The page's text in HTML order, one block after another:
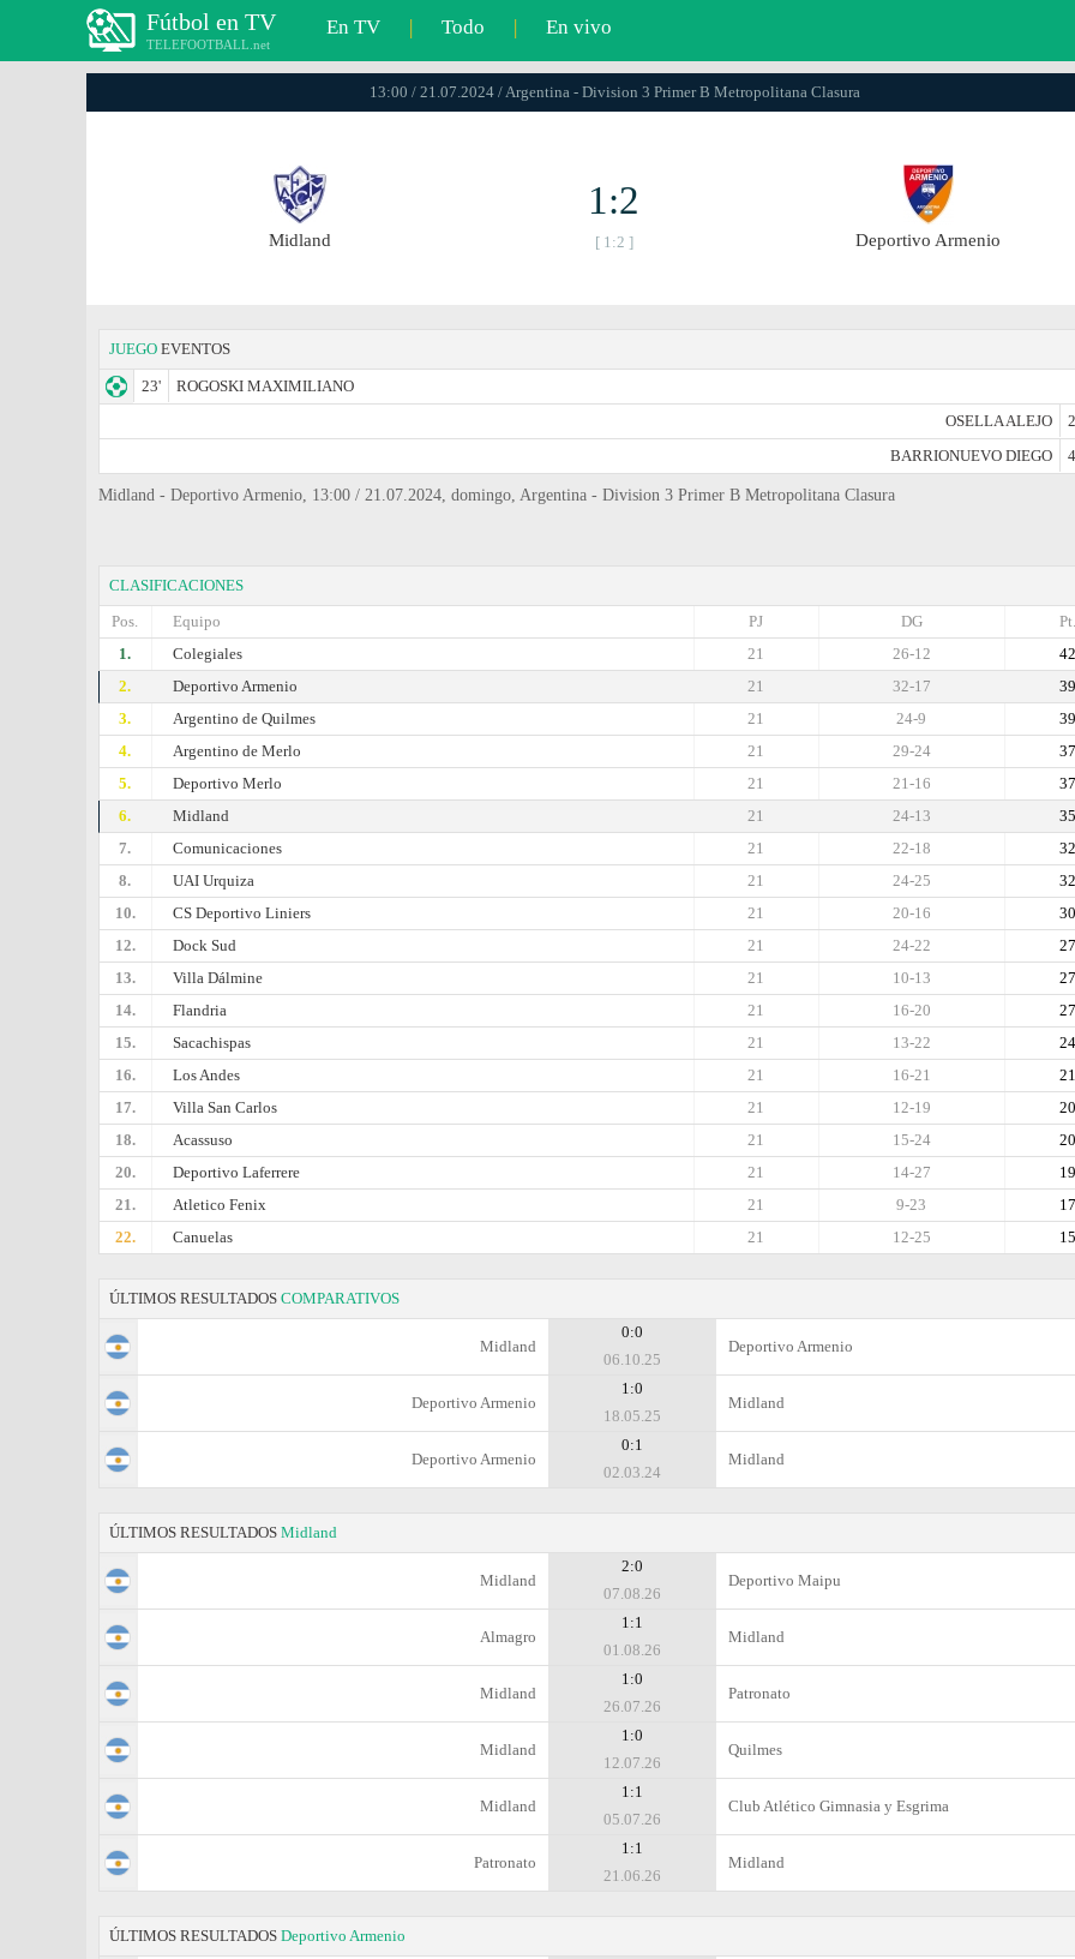
Fútbol en TV
TELEFOOTBALL.net
En TV | Todo | En vivo
13:00 / 21.07.2024 / Argentina - Division 3 Primer B Metropolitana Clasura
Midland
1:2
[ 1:2 ] Deportivo Armenio
JUEGO EVENTOS
23'
ROGOSKI MAXIMILIANO
OSELLA ALEJO
BARRIONUEVO DIEGO
Midland - Deportivo Armenio, 13:00 / 21.07.2024, domingo, Argentina - Division 3 Primer B Metropolitana Clasura
CLASIFICACIONES
Pos.
Equipo Pt.
DG
PJ
1.
Colegiales 42
26-12
21
2.
Deportivo Armenio 39
32-17
21
3.
Argentino de Quilmes 39
24-9
21
4.
Argentino de Merlo 37
29-24
21
5.
Deportivo Merlo 37
21-16
21
6.
Midland 35
24-13
21
7.
Comunicaciones 32
22-18
21
8.
UAI Urquiza 32
24-25
21
10.
CS Deportivo Liniers 30
20-16
21
12.
Dock Sud 27
24-22
21
13.
Villa Dálmine 27
10-13
21
14.
Flandria 27
16-20
21
15.
Sacachispas 24
13-22
21
16.
Los Andes 21
16-21
21
17.
Villa San Carlos 20
12-19
21
18.
Acassuso 20
15-24
21
20.
Deportivo Laferrere 19
14-27
21
21.
Atletico Fenix 17
9-23
21
22.
Canuelas 15
12-25
21
ÚLTIMOS RESULTADOS COMPARATIVOS
Midland
0:0
06.10.25
Deportivo Armenio
Deportivo Armenio
1:0
18.05.25
Midland
Deportivo Armenio
0:1
02.03.24
Midland
ÚLTIMOS RESULTADOS Midland
Midland
2:0
07.08.26
Deportivo Maipu
Almagro
1:1
01.08.26
Midland
Midland
1:0
26.07.26
Patronato
Midland
1:0
12.07.26
Quilmes
Midland
1:1
05.07.26
Club Atlético Gimnasia y Esgrima
Patronato
1:1
21.06.26
Midland
ÚLTIMOS RESULTADOS Deportivo Armenio